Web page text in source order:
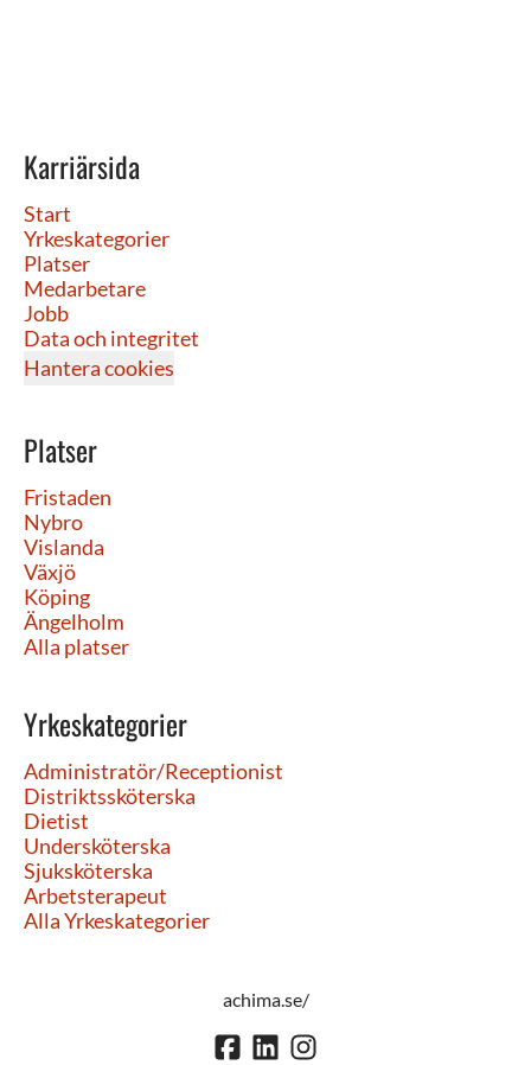
Karriärsida
Start
Yrkeskategorier
Platser
Medarbetare
Jobb
Data och integritet
Hantera cookies
Platser
Fristaden
Nybro
Vislanda
Växjö
Köping
Ängelholm
Alla platser
Yrkeskategorier
Administratör/Receptionist
Distriktssköterska
Dietist
Undersköterska
Sjuksköterska
Arbetsterapeut
Alla Yrkeskategorier
achima.se/